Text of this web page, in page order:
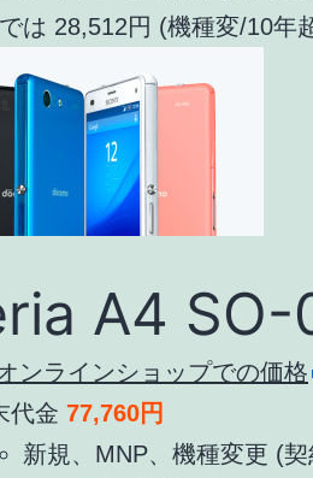
は 28,512円 (機種変/10年
A4 SO-
ンラインショップでの価格
代金 77,760円
新規、MNP、機種変更 (